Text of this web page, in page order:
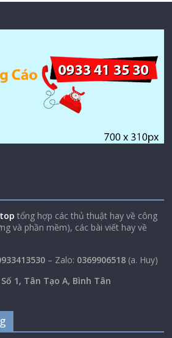
tổng hợp các thủ thuật hay về công
và phần mềm), các bài viết hay về
– Zalo: 0369906518 (a. Huy)
1, Tân Tạo A, Bình Tân